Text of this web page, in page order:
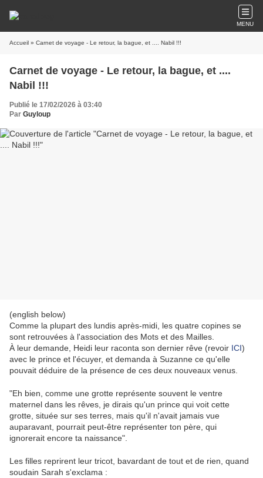
MENU
Accueil » Carnet de voyage - Le retour, la bague, et .... Nabil !!!
Carnet de voyage - Le retour, la bague, et ....
Nabil !!!
Publié le 17/02/2026 à 03:40
Par Guyloup
(english below)
Comme la plupart des lundis après-midi, les quatre copines se
sont retrouvées à l'association des Mots et des Mailles.
À leur demande, Heidi leur raconta son dernier rêve (revoir ICI)
avec le prince et l'écuyer, et demanda à Suzanne ce qu'elle
pouvait déduire de la présence de ces deux nouveaux venus.
"Eh bien, comme une grotte représente souvent le ventre
maternel dans les rêves, je dirais qu'un prince qui voit cette
grotte, située sur ses terres, mais qu'il n'avait jamais vue
auparavant, pourrait peut-être représenter ton père, qui
ignorerait encore ta naissance".
Les filles reprirent leur tricot, bavardant de tout et de rien, quand
soudain Sarah s'exclama :